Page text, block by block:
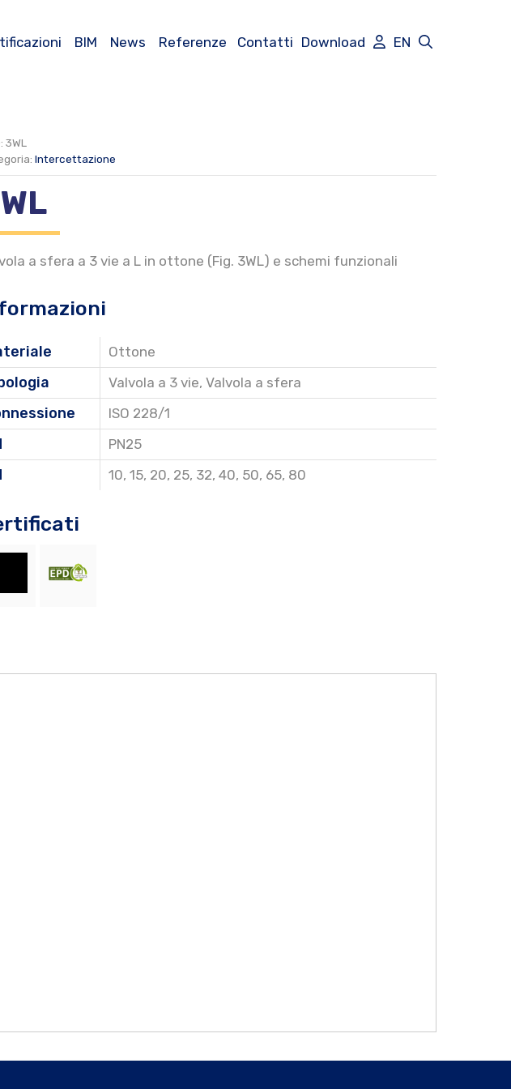
BIM News Referenze Contatti Download EN
3WL
Intercettazione
a sfera a 3 vie a L in ottone (Fig. 3WL) e schemi funzionali
Ottone
Valvola a 3 vie, Valvola a sfera
ISO 228/1
PN25
10, 15, 20, 25, 32, 40, 50, 65, 80